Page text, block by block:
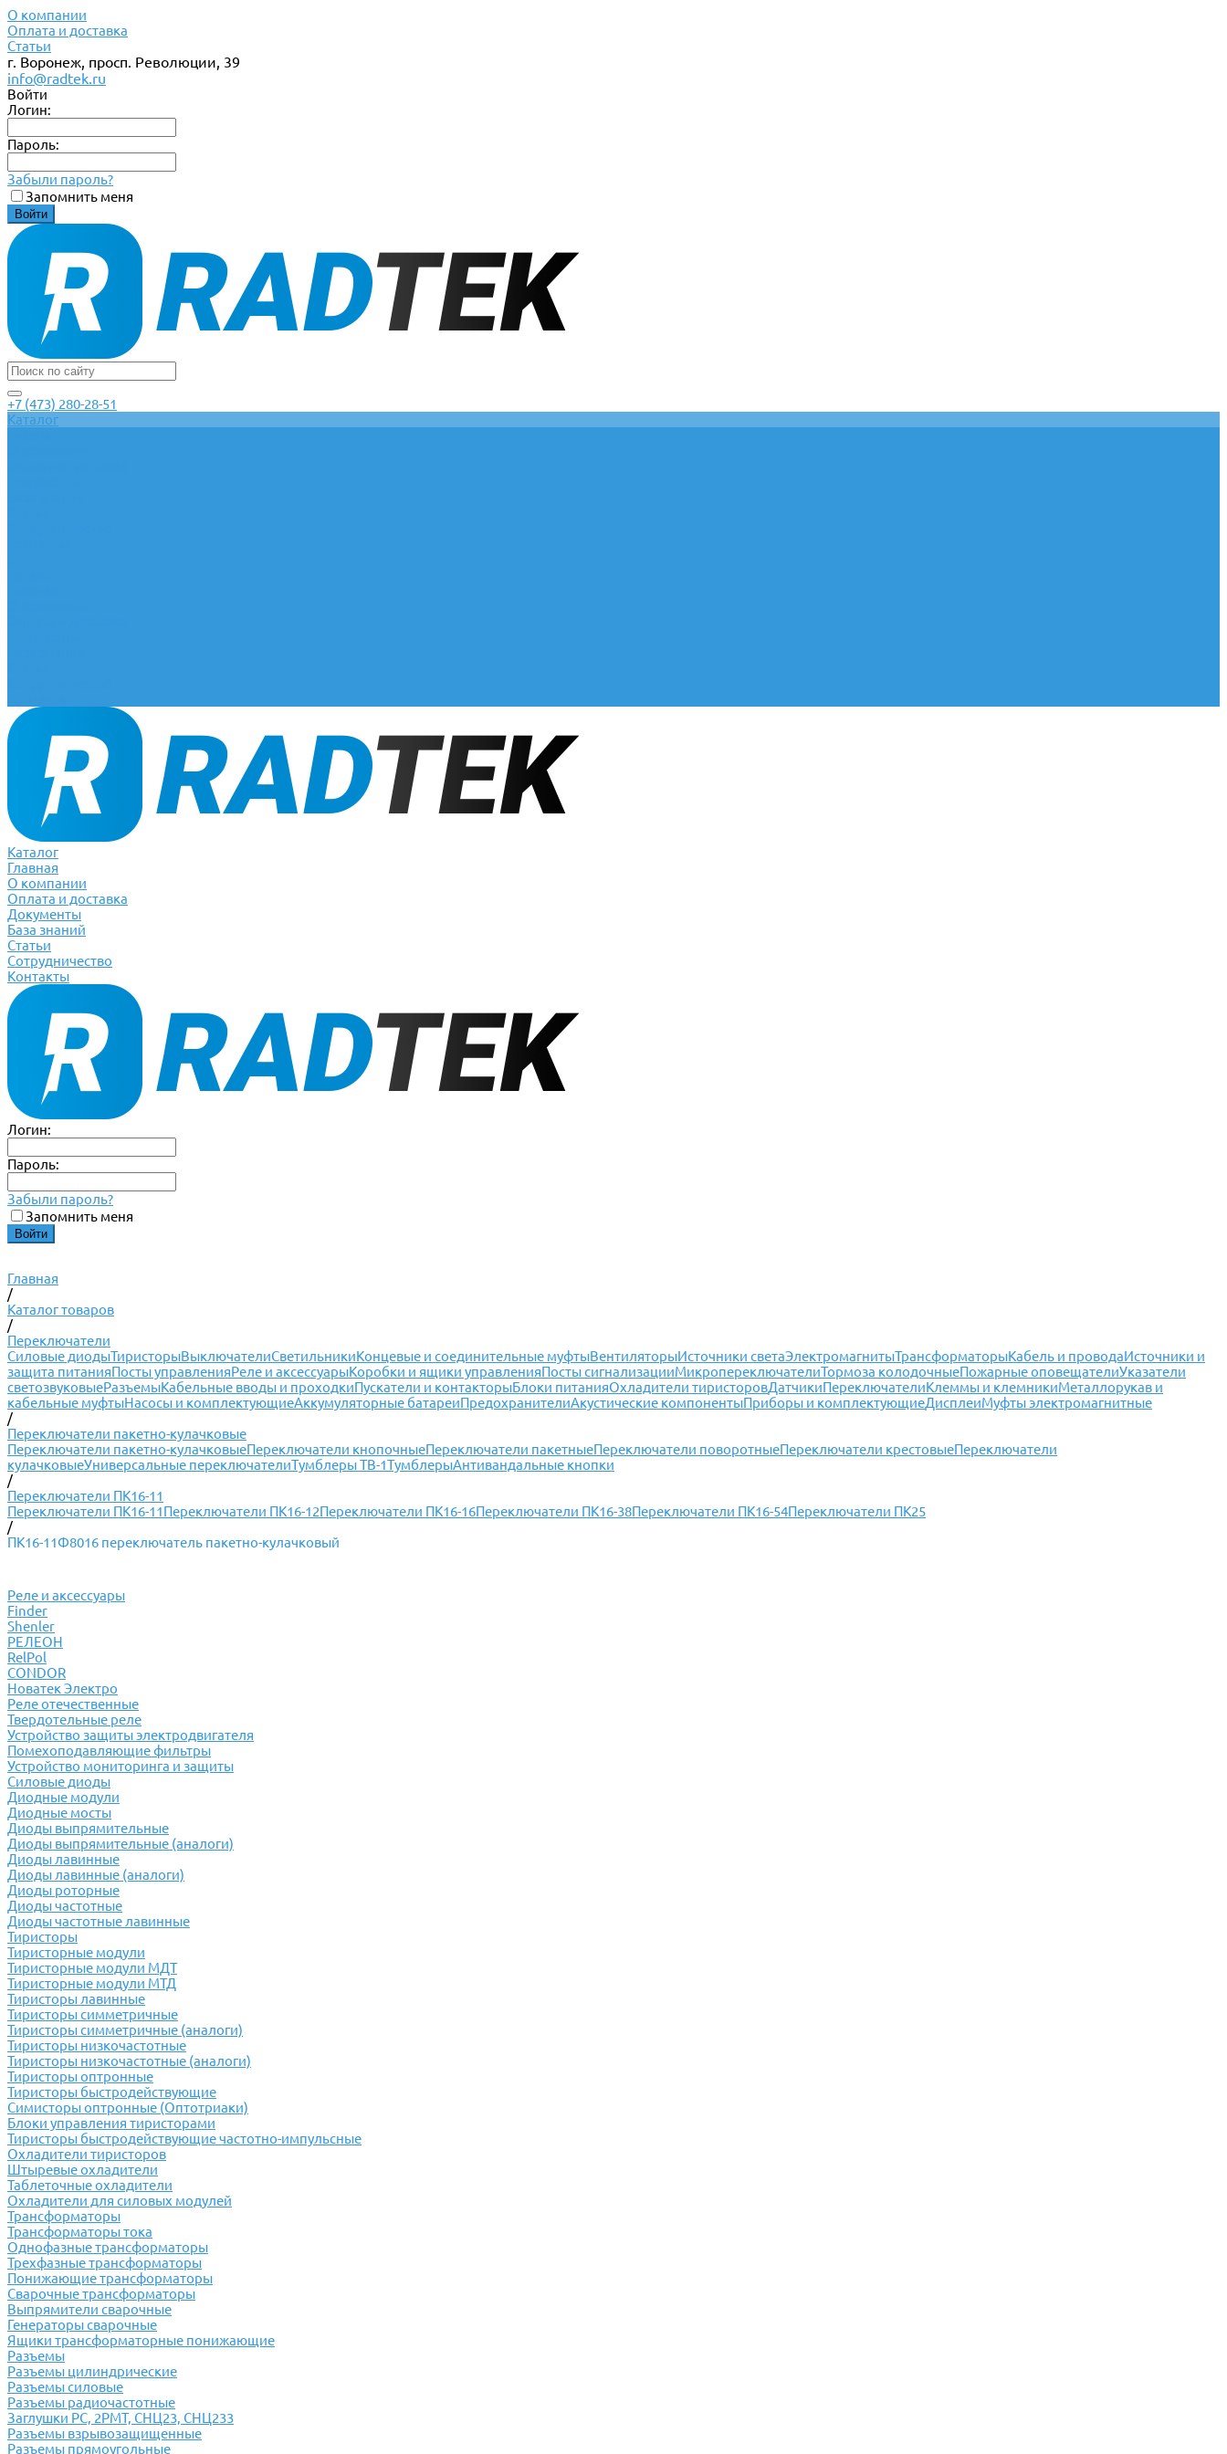
О компании
Оплата и доставка
Статьи
г. Воронеж, просп. Революции, 39
info@radtek.ru
Войти
Логин:
Пароль:
Забыли пароль?
Запомнить меня
+7 (473) 280-28-51
Каталог
Каталог
Главная
О компании
Оплата и доставка
Документы
База знаний
Статьи
Сотрудничество
Контакты
Логин:
Пароль:
Забыли пароль?
Запомнить меня
Главная
/
Каталог товаров
/
Переключатели
Силовые диодыТиристорыВыключателиСветильникиКонцевые и соединительные муфтыВентиляторыИсточники светаЭлектромагнитыТрансформаторыКабель и проводаИсточники и
защита питанияПосты управленияРеле и аксессуарыКоробки и ящики управленияПосты сигнализацииМикропереключателиТормоза колодочныеПожарные оповещателиУказатели
светозвуковыеРазъемыКабельные вводы и проходкиПускатели и контакторыБлоки питанияОхладители тиристоровДатчикиПереключателиКлеммы и клемникиМеталлорукав и
кабельные муфтыНасосы и комплектующиеАккумуляторные батареиПредохранителиАкустические компонентыПриборы и комплектующиеДисплеиМуфты электромагнитные
/
Переключатели пакетно-кулачковые
Переключатели пакетно-кулачковыеПереключатели кнопочныеПереключатели пакетныеПереключатели поворотныеПереключатели крестовыеПереключатели
кулачковыеУниверсальные переключателиТумблеры ТВ-1ТумблерыАнтивандальные кнопки
/
Переключатели ПК16-11
Переключатели ПК16-11Переключатели ПК16-12Переключатели ПК16-16Переключатели ПК16-38Переключатели ПК16-54Переключатели ПК25
/
ПК16-11Ф8016 переключатель пакетно-кулачковый
Реле и аксессуары
Finder
Shenler
РЕЛЕОН
RelPol
CONDOR
Новатек Электро
Реле отечественные
Твердотельные реле
Устройство защиты электродвигателя
Помехоподавляющие фильтры
Устройство мониторинга и защиты
Силовые диоды
Диодные модули
Диодные мосты
Диоды выпрямительные
Диоды выпрямительные (аналоги)
Диоды лавинные
Диоды лавинные (аналоги)
Диоды роторные
Диоды частотные
Диоды частотные лавинные
Тиристоры
Тиристорные модули
Тиристорные модули МДТ
Тиристорные модули МТД
Тиристоры лавинные
Тиристоры симметричные
Тиристоры симметричные (аналоги)
Тиристоры низкочастотные
Тиристоры низкочастотные (аналоги)
Тиристоры оптронные
Тиристоры быстродействующие
Симисторы оптронные (Оптотриаки)
Блоки управления тиристорами
Тиристоры быстродействующие частотно-импульсные
Охладители тиристоров
Штыревые охладители
Таблеточные охладители
Охладители для силовых модулей
Трансформаторы
Трансформаторы тока
Однофазные трансформаторы
Трехфазные трансформаторы
Понижающие трансформаторы
Сварочные трансформаторы
Выпрямители сварочные
Генераторы сварочные
Ящики трансформаторные понижающие
Разъемы
Разъемы цилиндрические
Разъемы силовые
Разъемы радиочастотные
Заглушки РС, 2РМТ, СНЦ23, СНЦ233
Разъемы взрывозащищенные
Разъемы прямоугольные